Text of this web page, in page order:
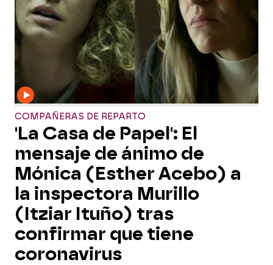
COMPAÑERAS DE REPARTO
'La Casa de Papel': El
mensaje de ánimo de
Mónica (Esther Acebo) a
la inspectora Murillo
(Itziar Ituño) tras
confirmar que tiene
coronavirus